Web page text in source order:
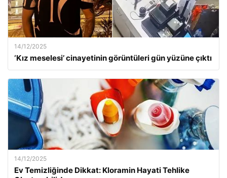
14/12/2025
‘Kız meselesi’ cinayetinin görüntüleri gün yüzüne çıktı
14/12/2025
Ev Temizliğinde Dikkat: Kloramin Hayati Tehlike